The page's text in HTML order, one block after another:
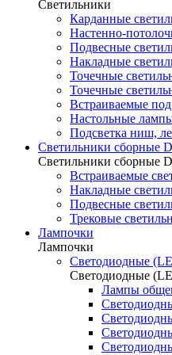
Светильники
Карданные
Настенно-
Подвесные
Накладные
Точечные
Точечные
Встраиваемые
Настольные
Подсветка ниш,
Светильники сборные
Светильники сборные
Встраиваемые
Накладные
Подвесные
Трековые
Лампочки
Лампочки
Светодиодные
Светодиодные
Лампы